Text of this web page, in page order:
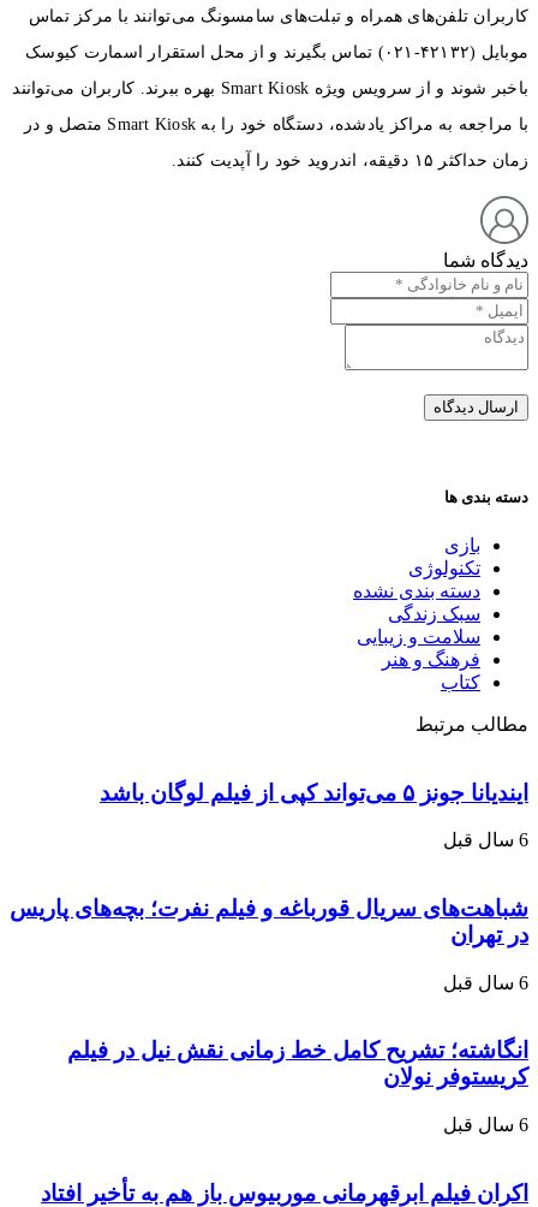
کاربران تلفن‌های همراه و تبلت‌های سامسونگ می‌توانند با مرکز تماس
موبایل (۴۲۱۳۲-۰۲۱) تماس بگیرند و از محل استقرار اسمارت کیوسک
باخبر شوند و از سرویس ویژه Smart Kiosk بهره ببرند. کاربران می‌توانند
با مراجعه به مراکز یادشده، دستگاه خود را به Smart Kiosk متصل و در
زمان حداکثر ۱۵ دقیقه، اندروید خود را آپدیت کنند.
دیدگاه شما
دسته بندی ها
بازی
تکنولوژی
دسته بندی نشده
سبک زندگی
سلامت و زیبایی
فرهنگ و هنر
کتاب
مطالب مرتبط
ایندیانا جونز ۵ می‌­تواند کپی از فیلم لوگان باشد
6 سال قبل
شباهت‌های سریال قورباغه و فیلم نفرت؛ بچه‌های پاریس
در تهران
6 سال قبل
انگاشته؛ تشریح کامل خط زمانی نقش نیل در فیلم
کریستوفر نولان
6 سال قبل
اکران فیلم ابرقهرمانی موربیوس باز هم به تأخیر افتاد